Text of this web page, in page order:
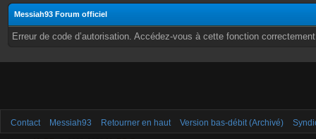
Messiah93 Forum officiel
Erreur de code d’autorisation. Accédez-vous à cette fonction
Contact Messiah93 Retourner en haut Version bas-débit (Archivé)